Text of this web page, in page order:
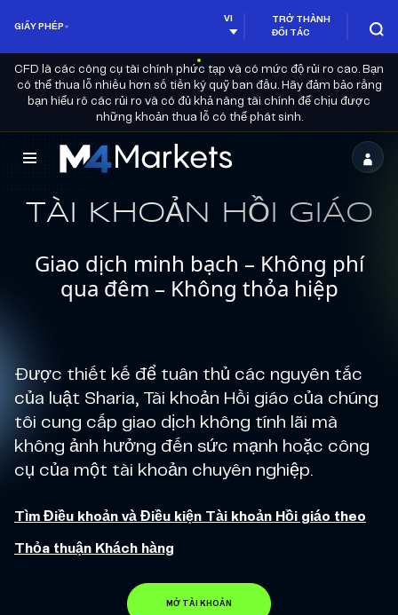
GIẤY PHÉP
VI
TRỞ THÀNH
ĐỐI TÁC
CFD là các công cụ tài chính phức tạp và có mức độ rủi ro cao. Bạn
có thể thua lỗ nhiều hơn số tiền ký quỹ ban đầu. Hãy đảm bảo rằng
bạn hiểu rõ các rủi ro và có đủ khả năng tài chính để chịu được
những khoản thua lỗ có thể phát sinh.
M4Markets
-
Trading
Regulated
TÀI KHOẢN HỒI GIÁO
Giao dịch minh bạch – Không phí
qua đêm – Không thỏa hiệp
Được thiết kế để tuân thủ các nguyên tắc
của luật Sharia, Tài khoản Hồi giáo của chúng
tôi cung cấp giao dịch không tính lãi mà
không ảnh hưởng đến sức mạnh hoặc công
cụ của một tài khoản chuyên nghiệp.
Tìm Điều khoản và Điều kiện Tài khoản Hồi giáo theo
Thỏa thuận Khách hàng
MỞ TÀI KHOẢN